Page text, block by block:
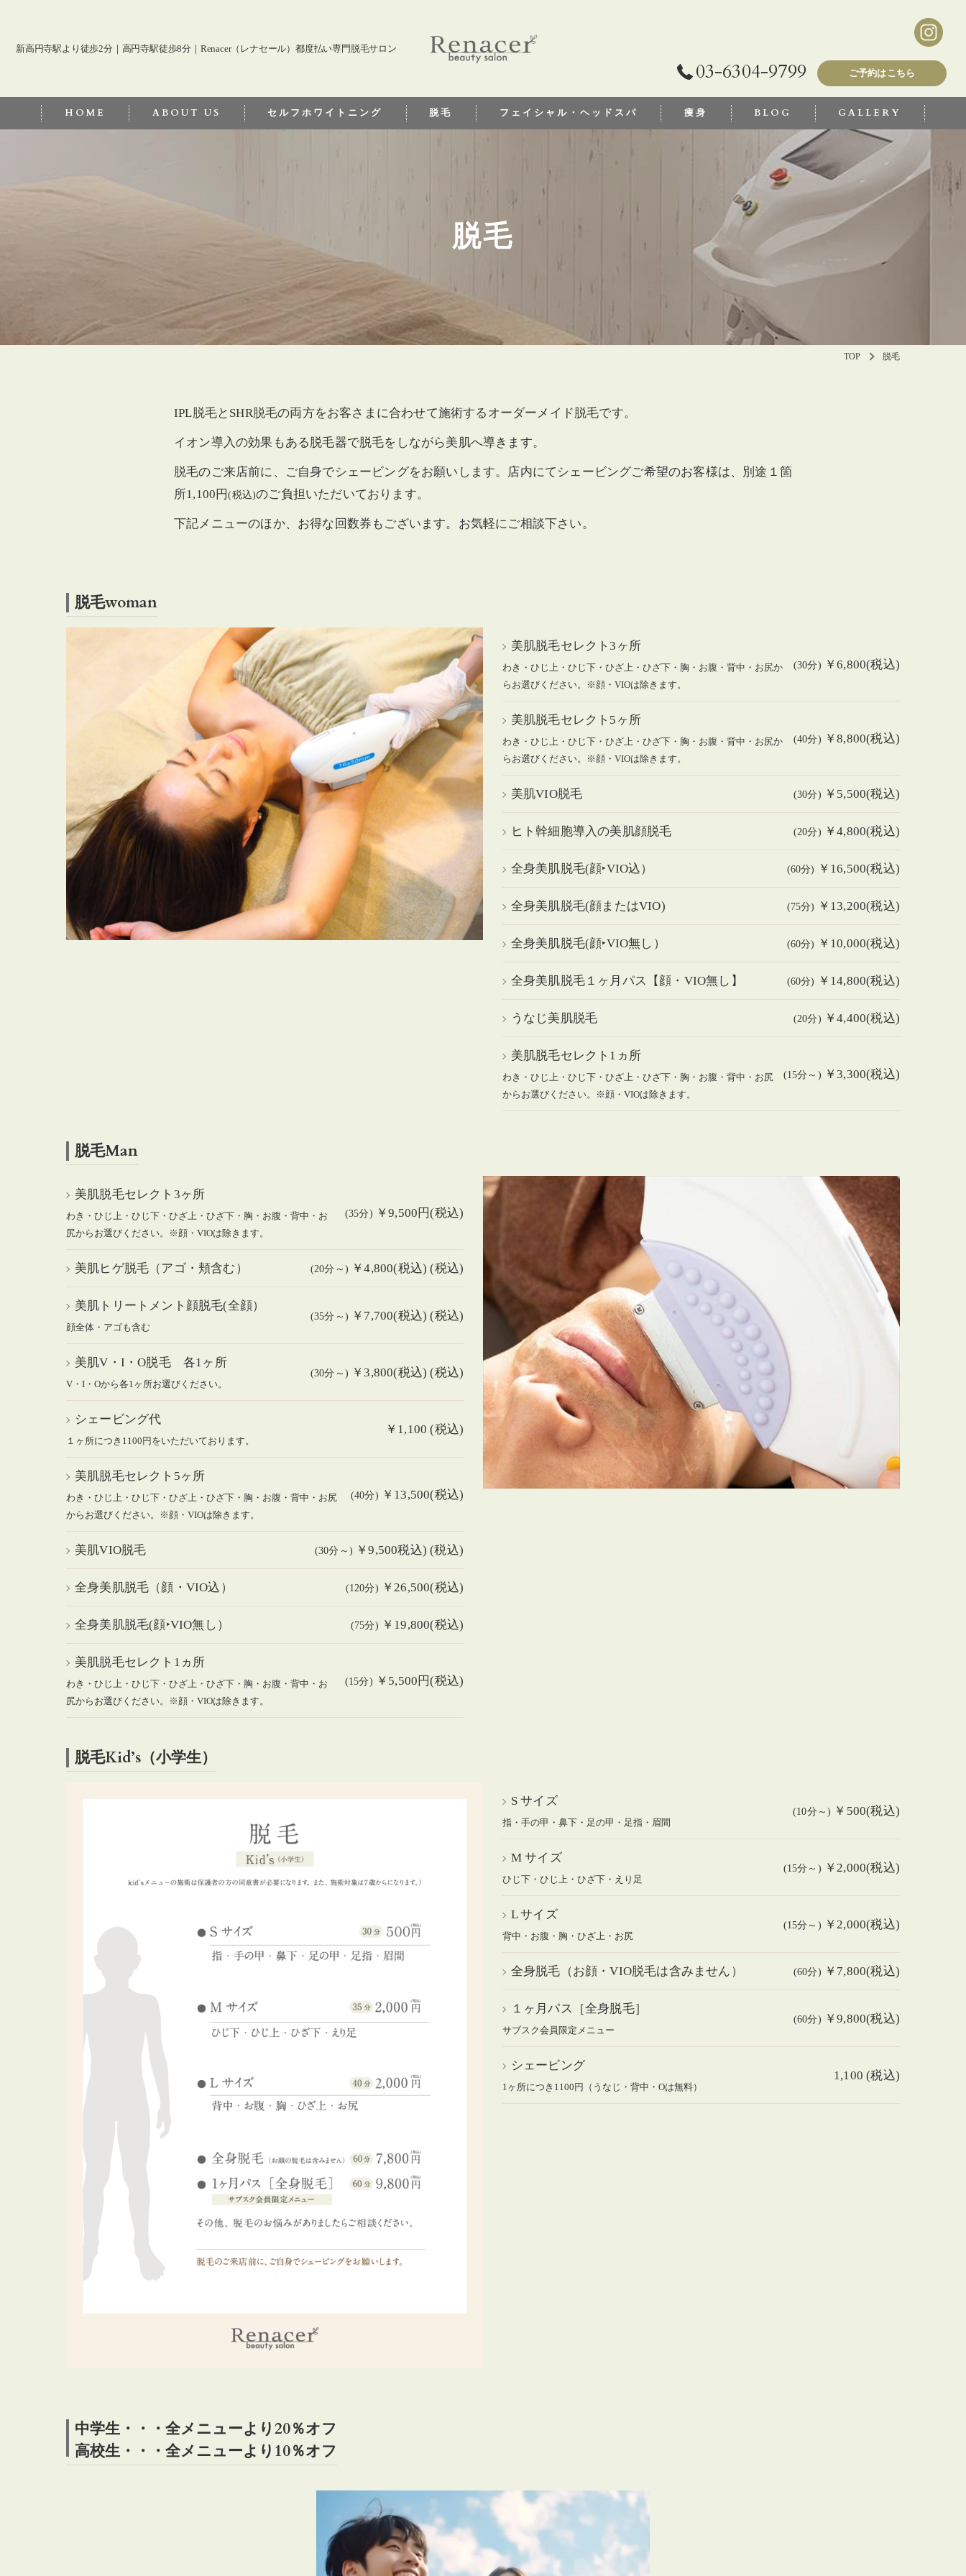
新高円寺駅より徒歩2分｜高円寺駅徒歩8分｜Renacer（レナセール）都度払い専門脱毛サロン
03-6304-9799 ご予約はこちら
HOME ABOUT US セルフホワイトニング 脱毛 フェイシャル・ヘッドスパ 痩身 BLOG GALLERY
脱毛
TOP 脱毛
IPL脱毛とSHR脱毛の両方をお客さまに合わせて施術するオーダーメイド脱毛です。
イオン導入の効果もある脱毛器で脱毛をしながら美肌へ導きます。
脱毛のご来店前に、ご自身でシェービングをお願いします。店内にてシェービングご希望のお客様は、別途１箇
所1,100円(税込)のご負担いただいております。
下記メニューのほか、お得な回数券もございます。お気軽にご相談下さい。
脱毛woman
美肌脱毛セレクト3ヶ所
わき・ひじ上・ひじ下・ひざ上・ひざ下・胸・お腹・背中・お尻か
らお選びください。※顔・VIOは除きます。
(30分) ￥6,800(税込)
美肌脱毛セレクト5ヶ所
わき・ひじ上・ひじ下・ひざ上・ひざ下・胸・お腹・背中・お尻か
らお選びください。※顔・VIOは除きます。
(40分) ￥8,800(税込)
美肌VIO脱毛 (30分) ￥5,500(税込)
ヒト幹細胞導入の美肌顔脱毛 (20分) ￥4,800(税込)
全身美肌脱毛(顔‣VIO込） (60分) ￥16,500(税込)
全身美肌脱毛(顔またはVIO) (75分) ￥13,200(税込)
全身美肌脱毛(顔‣VIO無し） (60分) ￥10,000(税込)
全身美肌脱毛１ヶ月パス【顔・VIO無し】 (60分) ￥14,800(税込)
うなじ美肌脱毛 (20分) ￥4,400(税込)
美肌脱毛セレクト1ヵ所
わき・ひじ上・ひじ下・ひざ上・ひざ下・胸・お腹・背中・お尻
からお選びください。※顔・VIOは除きます。
(15分～) ￥3,300(税込)
脱毛Man
美肌脱毛セレクト3ヶ所
わき・ひじ上・ひじ下・ひざ上・ひざ下・胸・お腹・背中・お
尻からお選びください。※顔・VIOは除きます。
(35分) ￥9,500円(税込)
美肌ヒゲ脱毛（アゴ・頬含む） (20分～) ￥4,800(税込) (税込)
美肌トリートメント顔脱毛(全顔）
顔全体・アゴも含む
(35分～) ￥7,700(税込) (税込)
美肌V・I・O脱毛 各1ヶ所
V・I・Oから各1ヶ所お選びください。
(30分～) ￥3,800(税込) (税込)
シェービング代
１ヶ所につき1100円をいただいております。
￥1,100 (税込)
美肌脱毛セレクト5ヶ所
わき・ひじ上・ひじ下・ひざ上・ひざ下・胸・お腹・背中・お尻
からお選びください。※顔・VIOは除きます。
(40分) ￥13,500(税込)
美肌VIO脱毛 (30分～) ￥9,500税込) (税込)
全身美肌脱毛（顔・VIO込） (120分) ￥26,500(税込)
全身美肌脱毛(顔‣VIO無し） (75分) ￥19,800(税込)
美肌脱毛セレクト1ヵ所
わき・ひじ上・ひじ下・ひざ上・ひざ下・胸・お腹・背中・お
尻からお選びください。※顔・VIOは除きます。
(15分) ￥5,500円(税込)
脱毛Kid’s（小学生）
S サイズ
指・手の甲・鼻下・足の甲・足指・眉間
(10分～) ￥500(税込)
M サイズ
ひじ下・ひじ上・ひざ下・えり足
(15分～) ￥2,000(税込)
L サイズ
背中・お腹・胸・ひざ上・お尻
(15分～) ￥2,000(税込)
全身脱毛（お顔・VIO脱毛は含みません） (60分) ￥7,800(税込)
１ヶ月パス［全身脱毛］
サブスク会員限定メニュー
(60分) ￥9,800(税込)
シェービング
1ヶ所につき1100円（うなじ・背中・Oは無料）
1,100 (税込)
中学生・・・全メニューより20％オフ
高校生・・・全メニューより10％オフ